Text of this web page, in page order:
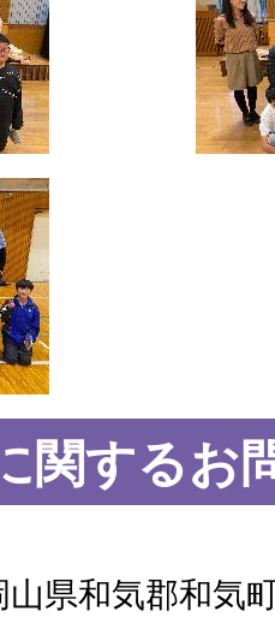
関するお
県和気郡和気